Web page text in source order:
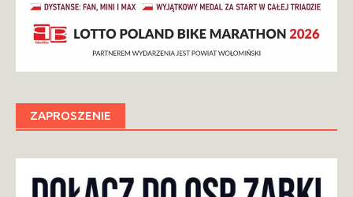
ZAPROSZENIE